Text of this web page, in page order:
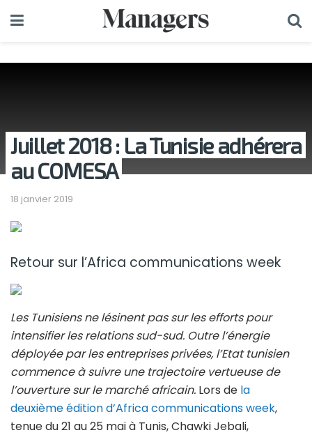
Juillet 2018 : La Tunisie adhérera
au COMESA
18 janvier 2019
Retour sur l’Africa communications week
Les Tunisiens ne lésinent pas sur les efforts pour
intensifier les relations sud-sud. Outre l’énergie
déployée par les entreprises privées, l’Etat tunisien
commence à suivre une trajectoire vertueuse de
l’ouverture sur le marché africain. Lors de la
deuxième édition d’Africa communications week,
tenue du 21 au 25 mai à Tunis, Chawki Jebali,